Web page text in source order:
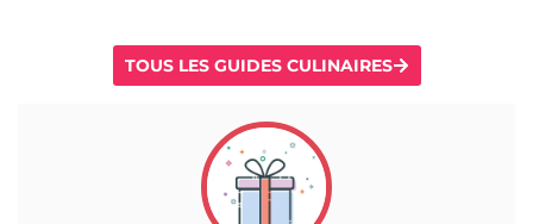
TOUS LES GUIDES CULINAIRES